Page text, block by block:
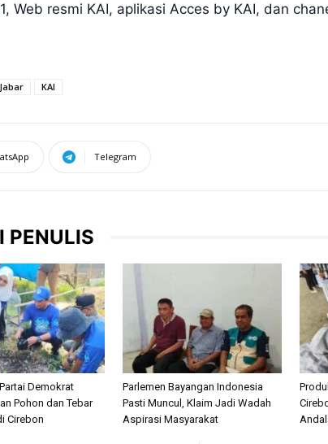
Web resmi KAI, aplikasi Acces by KAI, dan
KAI
Telegram
PENULIS
Demokrat
Pohon dan Tebar
Cirebon
Parlemen Bayangan Indonesia
Pasti Muncul, Klaim Jadi Wadah
Aspirasi Masyarakat